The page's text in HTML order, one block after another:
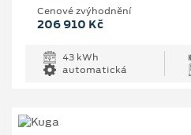
Cenové zvýhodnění
206 910 Kč
43 kWh
automatická